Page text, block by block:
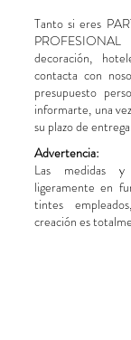
Tanto si eres
decoración,
contacta con
presupuesto
informarte, una
su plazo de entrega.
Advertencia:
​Las medidas
ligeramente en
tintes
creación es